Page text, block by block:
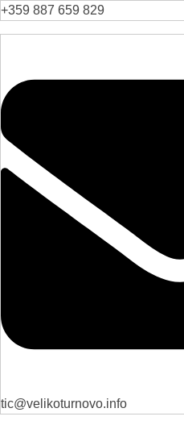
+359 887 659 829
tic@velikoturnovo.info